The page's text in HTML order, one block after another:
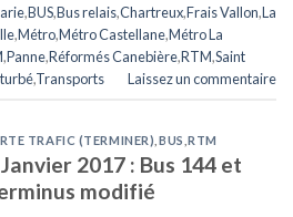
,BUS,Bus relais,Chartreux,Frais Vallon,La
,Métro,Métro Castellane,Métro La
,Panne,Réformés Canebière,RTM,Saint
,Transports Laissez un commentaire
TRAFIC (TERMINER) BUS ,RTM
2017 : Bus 144 et
modifié